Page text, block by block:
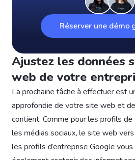
Réserver une démo
Ajustez les données
web de votre
La prochaine tâche à effectuer est
approfondie de votre site web et
contient. Comme pour les profils
les médias sociaux, le site web
les profils d’entreprise Google